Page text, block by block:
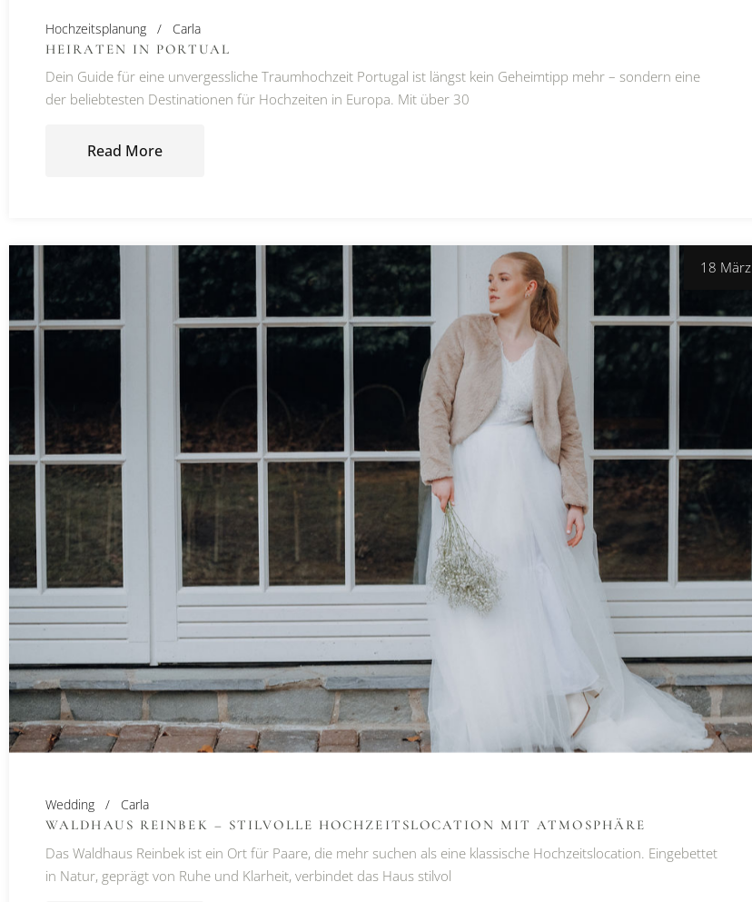
Hochzeitsplanung
Carla
HEIRATEN IN PORTUAL
Dein Guide für eine unvergessliche Traumhochzeit Portugal ist längst kein Geheimtipp mehr – sondern eine
der beliebtesten Destinationen für Hochzeiten in Europa. Mit über 30
Read More
18 März
Wedding
Carla
WALDHAUS REINBEK – STILVOLLE HOCHZEITSLOCATION MIT ATMOSPHÄRE
Das Waldhaus Reinbek ist ein Ort für Paare, die mehr suchen als eine klassische Hochzeitslocation. Eingebettet
in Natur, geprägt von Ruhe und Klarheit, verbindet das Haus stilvol